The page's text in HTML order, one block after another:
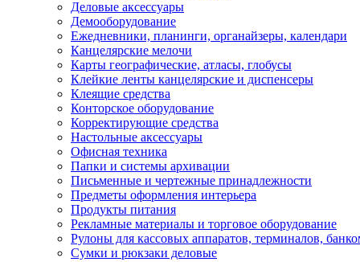
Деловые аксессуары
Демооборудование
Ежедневники, планинги, органайзеры, календари
Канцелярские мелочи
Карты географические, атласы, глобусы
Клейкие ленты канцелярские и диспенсеры
Клеящие средства
Конторское оборудование
Корректирующие средства
Настольные аксессуары
Офисная техника
Папки и системы архивации
Письменные и чертежные принадлежности
Предметы оформления интерьера
Продукты питания
Рекламные материалы и торговое оборудование
Рулоны для кассовых аппаратов, терминалов,
Сумки и рюкзаки деловые